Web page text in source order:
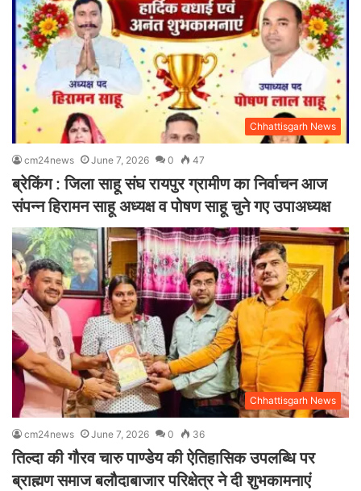
Chhattisgarh News
cm24news June 7, 2026 0 47
ब्रेकिंग : जिला साहू संघ रायपुर ग्रामीण का निर्वाचन आज
संपन्न हिरामन साहू अध्यक्ष व पोषण साहू चुने गए उपाअध्यक्ष
Chhattisgarh News
cm24news June 7, 2026 0 36
तिल्दा की गौरव चारु पाण्डेय की ऐतिहासिक उपलब्धि पर
ब्राह्मण समाज बलौदाबाजार परिक्षेत्र ने दी शुभकामनाएं